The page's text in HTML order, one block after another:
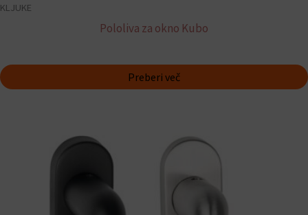
KLJUKE
Pololiva za okno Kubo
Preberi več